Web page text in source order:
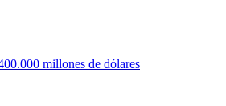
millones de dólares